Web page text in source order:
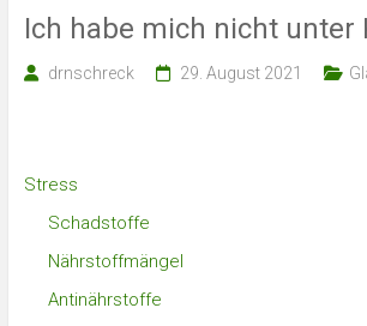
Ich habe mich nicht unter
drnschreck 29. August 2021
Stress
Schadstoffe
Nährstoffmängel
Antinährstoffe